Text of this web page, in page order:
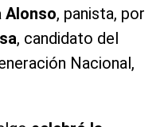
Alonso, panista, por
, candidato del
Nacional,